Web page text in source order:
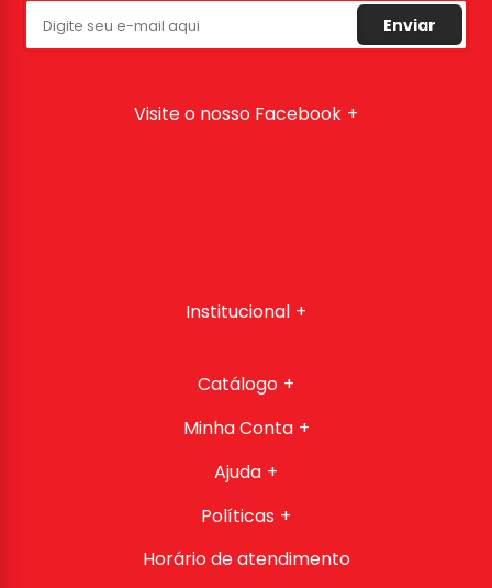
Enviar
Visite o nosso Facebook
Institucional
Catálogo
Minha Conta
Ajuda
Políticas
Horário de atendimento